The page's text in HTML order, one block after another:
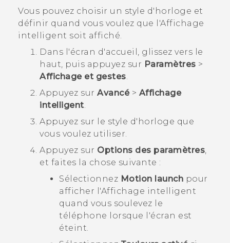
Achat & Règlement Questions
Vous pouvez choisir un style d'horloge et
définir quand vous voulez que l'Affichage
intelligent soit affiché.
Dans l'écran d'accueil , glissez vers le
haut, puis appuyez sur Paramètres >
Affichage et gestes.
Appuyez sur Avancé> Affichage
intelligent.
Appuyez sur le style d'horloge que
vous voulez utiliser.
Appuyez sur Options des paramètres,
et faites la chose suivante :
Sélectionnez Motion launch pour
afficher l'Affichage intelligent
quand vous soulevez le
téléphone lorsque l'écran est
éteint.